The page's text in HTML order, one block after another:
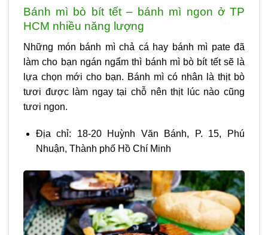
Bánh mì bò bít tết – bánh mì ngon ở TP
HCM nhiều năng lượng
Những món bánh mì chả cá hay bánh mì pate đã
làm cho bạn ngán ngẩm thì bánh mì bò bít tết sẽ là
lựa chọn mới cho bạn. Bánh mì có nhân là thịt bò
tươi được làm ngay tại chỗ nên thịt lúc nào cũng
tươi ngon.
Địa chỉ: 18-20 Huỳnh Văn Bánh, P. 15, Phú
Nhuận, Thành phố Hồ Chí Minh